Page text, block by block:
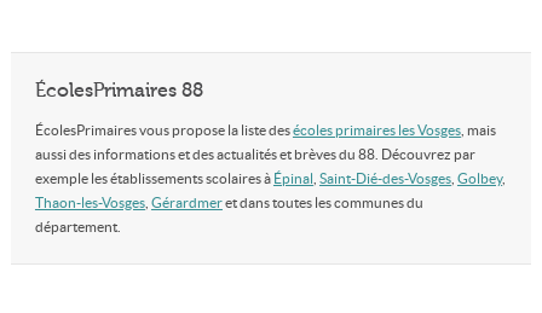
ÉcolesPrimaires 88
ÉcolesPrimaires vous propose la liste desécoles primaires les Vosges, mais
aussi des informations et des actualités et brèves du 88. Découvrez par
exemple les établissements scolaires à Épinal Saint-Dié-des-Vosges, Golbey,
Thaon-les-Vosges, Gérardmeret dans toutes les communes du
département.